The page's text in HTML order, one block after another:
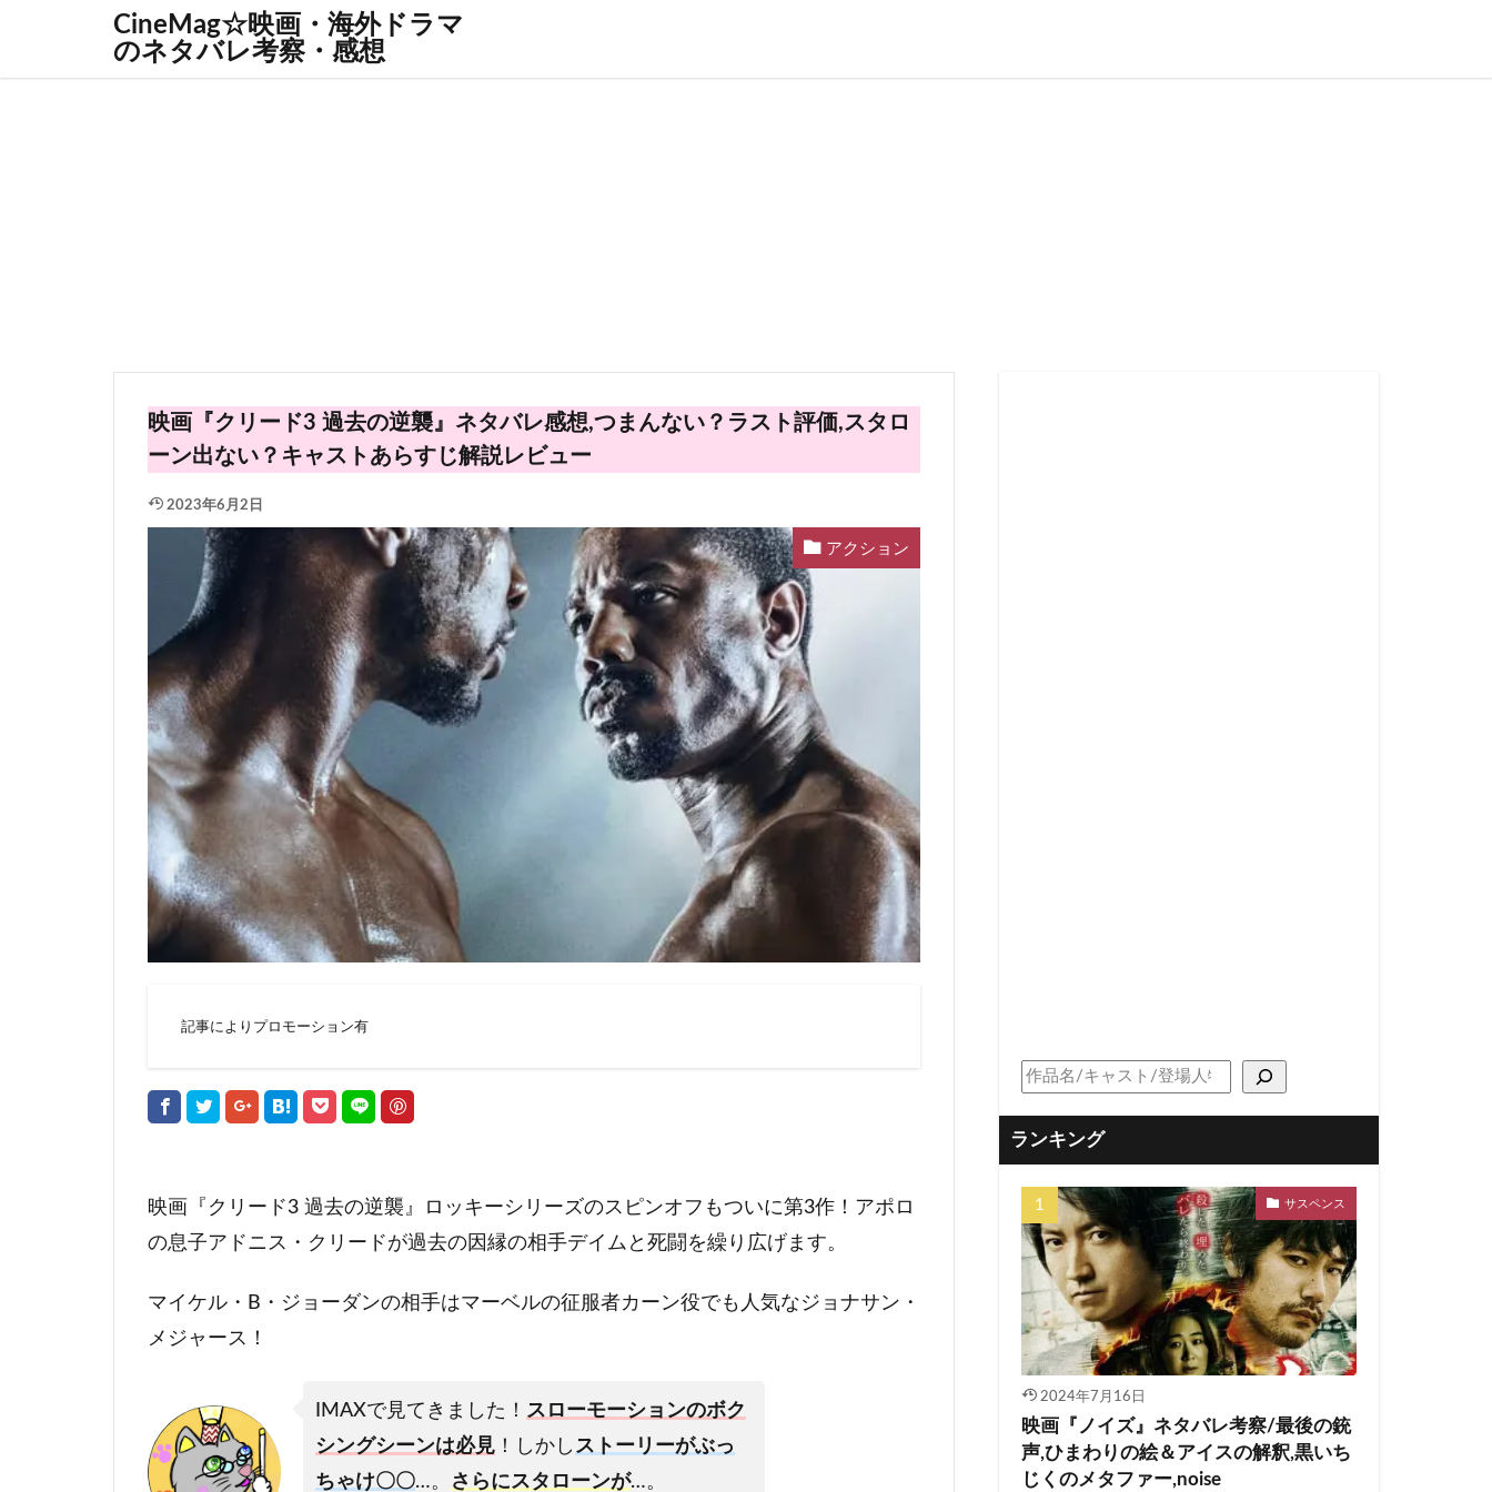
CineMag☆映画・海外ドラマ
のネタバレ考察・感想
映画『クリード3 過去の逆襲』ネタバレ感想,つまんない？ラスト評価,スタロ
ーン出ない？キャストあらすじ解説レビュー
2023年6月2日
アクション
記事によりプロモーション有
映画『クリード3 過去の逆襲』ロッキーシリーズのスピンオフもついに第3作！アポロ
の息子アドニス・クリードが過去の因縁の相手デイムと死闘を繰り広げます。
マイケル・B・ジョーダンの相手はマーベルの征服者カーン役でも人気なジョナサン・
メジャース！
IMAXで見てきました！ スローモーションのボク
シングシーンは必見 ！しかし ストーリーがぶっ
ちゃけ〇〇…。 さらにスタローンが…。
ランキング
サスペンス
2024年7月16日
映画『ノイズ』ネタバレ考察/最後の銃
声,ひまわりの絵＆アイスの解釈,黒いち
じくのメタファー,noise